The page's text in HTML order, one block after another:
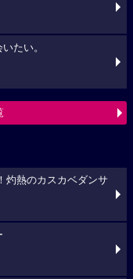
たい。
灼熱のカスカベダンサ